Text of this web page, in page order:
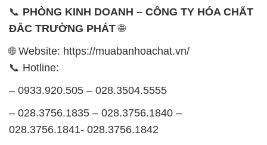
📞 PHÒNG KINH DOANH – CÔNG TY HÓA CHẤT
ĐẮC TRƯỜNG PHÁT🌐
🌐 Website: https://muabanhoachat.vn/
📞 Hotline:
– 0933.920.505 – 028.3504.5555
– 028.3756.1835 – 028.3756.1840 –
028.3756.1841- 028.3756.1842